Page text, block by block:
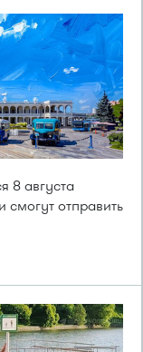
8 августа
отправить